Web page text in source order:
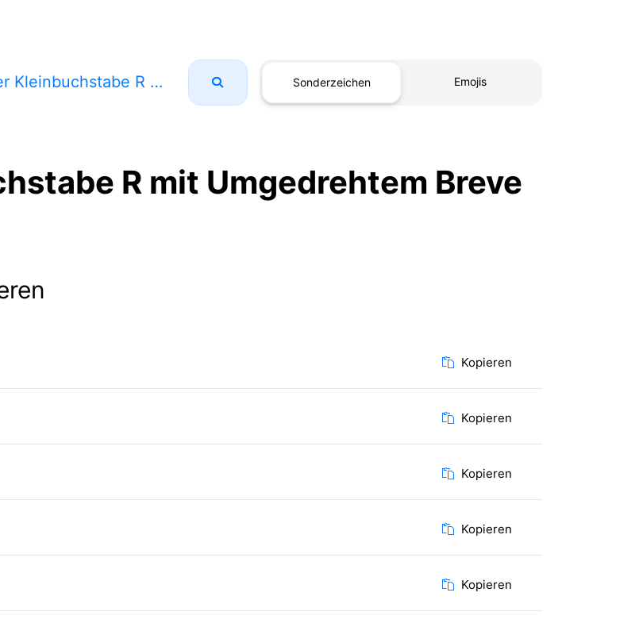
R mit Umgedrehtem Breve Sonderzeichen Emojis
R mit Umgedrehtem Breve
Kopieren
Kopieren
Kopieren
Kopieren
Kopieren